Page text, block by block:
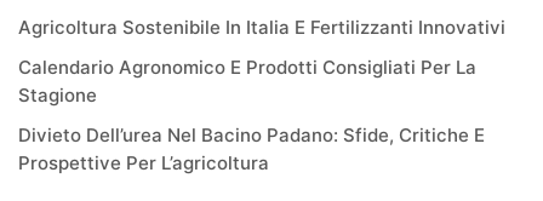
LOGIN
Agricoltura Sostenibile In Italia E Fertilizzanti Innovativi
Calendario Agronomico E Prodotti Consigliati Per La
Stagione
Divieto Dell’urea Nel Bacino Padano: Sfide, Critiche E
Prospettive Per L’agricoltura